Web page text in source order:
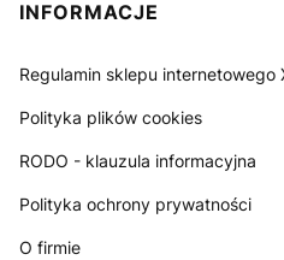
INFORMACJE
Regulamin sklepu internetowego
Polityka plików cookies
RODO - klauzula informacyjna
Polityka ochrony prywatności
O firmie